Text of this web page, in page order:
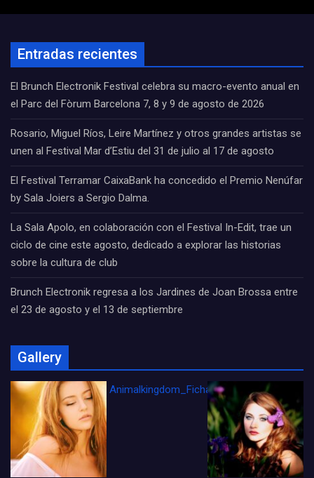
Entradas recientes
El Brunch Electronik Festival celebra su macro-evento anual en
el Parc del Fòrum Barcelona 7, 8 y 9 de agosto de 2026
Rosario, Miguel Ríos, Leire Martínez y otros grandes artistas se
unen al Festival Mar d’Estiu del 31 de julio al 17 de agosto
El Festival Terramar CaixaBank ha concedido el Premio Nenúfar
by Sala Joiers a Sergio Dalma.
La Sala Apolo, en colaboración con el Festival In-Edit, trae un
ciclo de cine este agosto, dedicado a explorar las historias
sobre la cultura de club
Brunch Electronik regresa a los Jardines de Joan Brossa entre
el 23 de agosto y el 13 de septiembre
Gallery
Animalkingdom_FichaCine